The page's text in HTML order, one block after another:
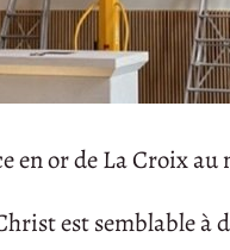
en or de La Croix
est semblable à